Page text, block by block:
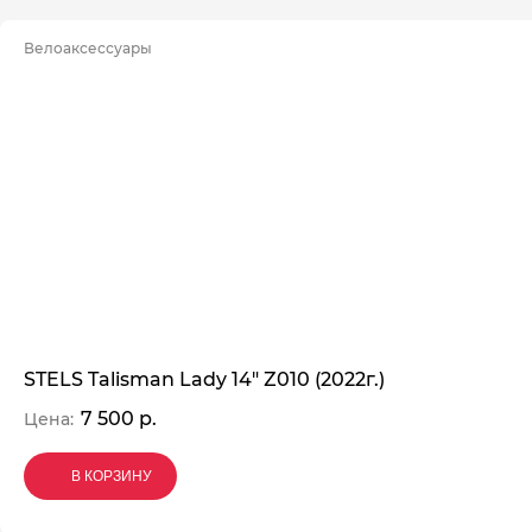
Велоаксессуары
STELS Talisman Lady 14" Z010 (2022г.)
Цена: 7 500 р.
В КОРЗИНУ
В КОРЗИНУ
В КОРЗИНУ